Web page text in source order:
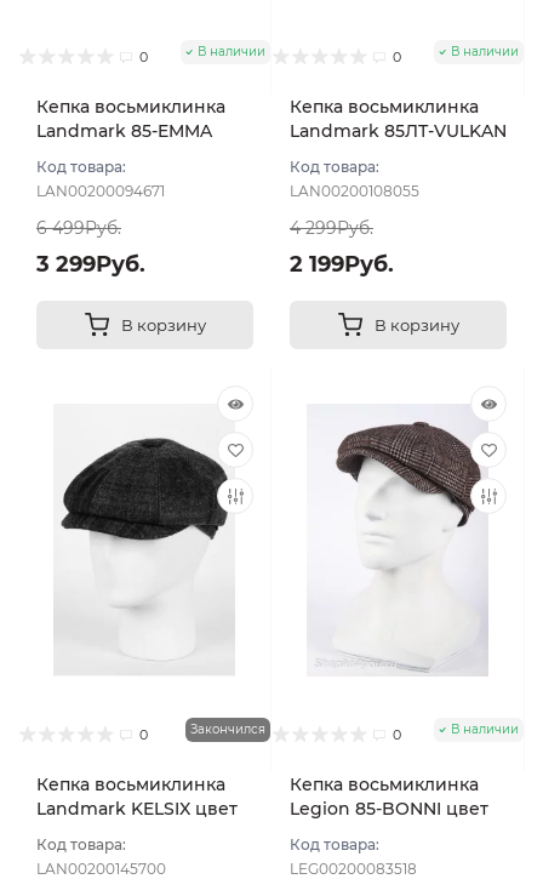
0 В наличии
Кепка восьмиклинка
Landmark 85-EMMA
размер 59
Код товара:
LAN00200094671
6 499Руб.
3 299Руб.
В корзину
0 В наличии
Кепка восьмиклинка
Landmark 85ЛТ-VULKAN
темный размер 57
Код товара:
LAN00200108055
4 299Руб.
2 199Руб.
В корзину
0 Закончился
Кепка восьмиклинка
Landmark KELSIX цвет
размер 59
Код товара:
LAN00200145700
0 В наличии
Кепка восьмиклинка
Legion 85-BONNI цвет
размер 58
Код товара:
LEG00200083518